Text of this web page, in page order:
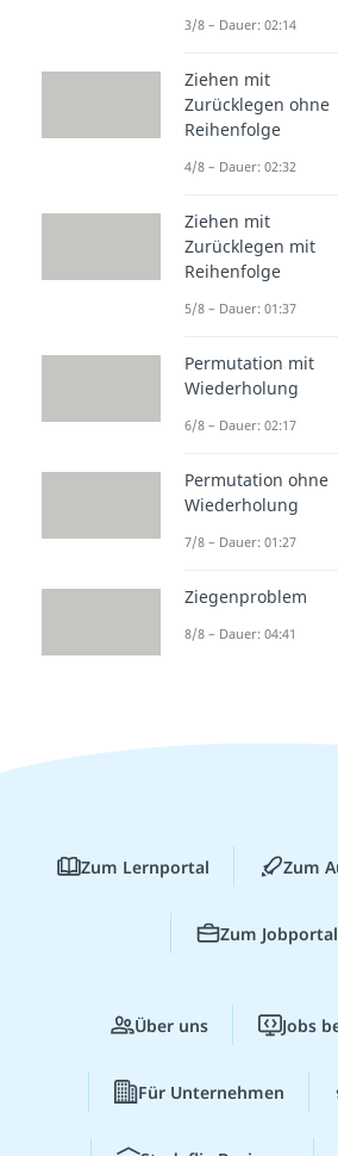
3/8 – Dauer: 02:14
Ziehen mit
Zurücklegen ohne
Reihenfolge
4/8 – Dauer: 02:32
Ziehen mit
Zurücklegen mit
Reihenfolge
5/8 – Dauer: 01:37
Permutation mit
Wiederholung
6/8 – Dauer: 02:17
Permutation ohne
Wiederholung
7/8 – Dauer: 01:27
Ziegenproblem
8/8 – Dauer: 04:41
Zum Lernportal Zum
Zum Jobportal
Über uns Jobs
Für Unternehmen